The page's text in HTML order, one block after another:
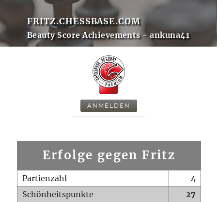
FRITZ.CHESSBASE.COM
Beauty Score Achievements - ankuna41
ANMELDEN
Erfolge gegen Fritz
Partienzahl
4
Schönheitspunkte
27